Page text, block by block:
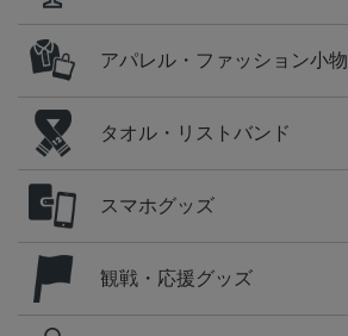
アパレル・ファッション小物
タオル・リストバンド
スマホグッズ
観戦・応援グッズ